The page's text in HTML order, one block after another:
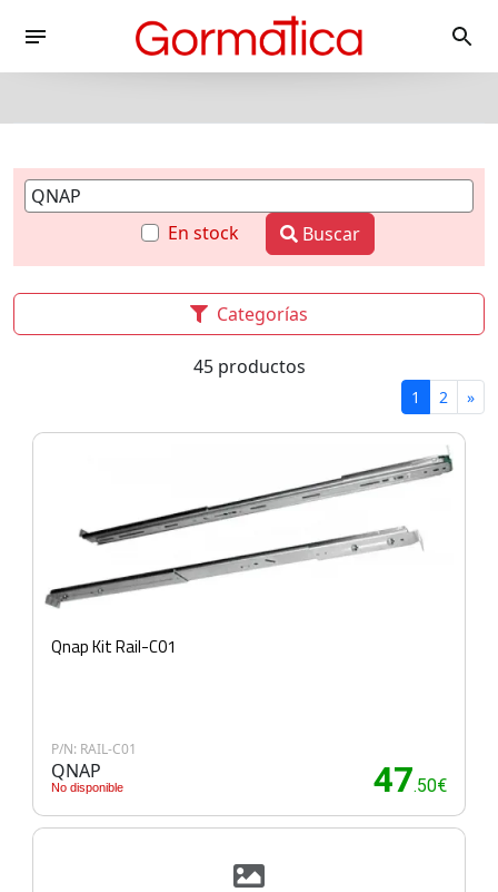
En stock Buscar
Categorías
45 productos
1 2 »
Qnap Kit Rail-C01
P/N: RAIL-C01
QNAP
No disponible 47.50€